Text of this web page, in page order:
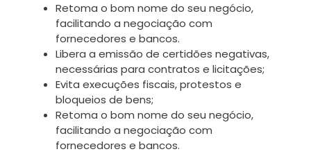
Retoma o bom nome do seu negócio,
facilitando a negociação com
fornecedores e bancos.
Libera a emissão de certidões negativas,
necessárias para contratos e licitações;
Evita execuções fiscais, protestos e
bloqueios de bens;
Retoma o bom nome do seu negócio,
facilitando a negociação com
fornecedores e bancos.